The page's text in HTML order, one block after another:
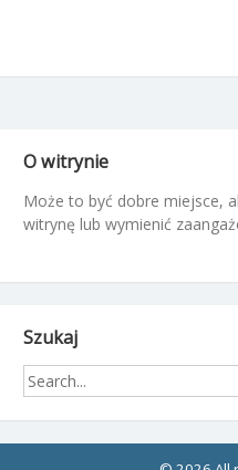
O witrynie
Może to być dobre miejsce,
witrynę lub wymienić
Szukaj